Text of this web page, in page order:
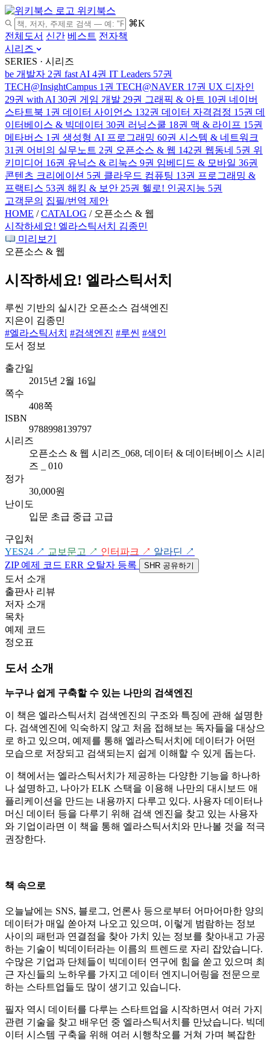
위키북스
⌘K
전체도서 신간 베스트 전자책
시리즈
SERIES · 시리즈
be 개발자 2권 fast AI 4권 IT Leaders 57권
TECH@InsightCampus 1권 TECH@NAVER 17권 UX 디자인
29권 with AI 30권 게임 개발 29권 그래픽 & 아트 10권 네이버
스타트북 1권 데이터 사이언스 132권 데이터 자격검정 15권 데
이터베이스 & 빅데이터 30권 러닝스쿨 18권 맥 & 라이프 15권
메타버스 1권 생성형 AI 프로그래밍 60권 시스템 & 네트워크
31권 어비의 실무노트 2권 오픈소스 & 웹 142권 웹동네 5권 위
키미디어 16권 유닉스 & 리눅스 9권 임베디드 & 모바일 36권
콘텐츠 크리에이션 5권 클라우드 컴퓨팅 13권 프로그래밍 &
프랙티스 53권 해킹 & 보안 25권 헬로! 인공지능 5권
고객문의 집필/번역 제안
HOME / CATALOG / 오픈소스 & 웹
시작하세요! 엘라스틱서치
김종민
미리보기
오픈소스 & 웹
시작하세요! 엘라스틱서치
루씬 기반의 실시간 오픈소스 검색엔진
지은이
김종민
#엘라스틱서치 #검색엔진 #루씬 #색인
도서 정보
출간일
2015년 2월 16일
쪽수
408쪽
ISBN
9788998139797
시리즈
오픈소스 & 웹 시리즈_068, 데이터 & 데이터베이스 시리
즈 _ 010
정가
30,000원
난이도
입문 초급 중급 고급
구입처
YES24 ↗ 교보문고 ↗ 인터파크 ↗ 알라딘 ↗
ZIP예제 코드 ERR 오탈자 등록 SHR 공유하기
도서 소개
출판사 리뷰
저자 소개
목차
예제 코드
정오표
도서 소개
누구나 쉽게 구축할 수 있는 나만의 검색엔진
이 책은 엘라스틱서치 검색엔진의 구조와 특징에 관해 설명한
다. 검색엔진에 익숙하지 않고 처음 접해보는 독자들을 대상으
로 하고 있으며, 예제를 통해 엘라스틱서치에 데이터가 어떤
모습으로 저장되고 검색되는지 쉽게 이해할 수 있게 돕는다.
이 책에서는 엘라스틱서치가 제공하는 다양한 기능을 하나하
나 설명하고, 나아가 ELK 스택을 이용해 나만의 대시보드 애
플리케이션을 만드는 내용까지 다루고 있다. 사용자 데이터나
머신 데이터 등을 다루기 위해 검색 엔진을 찾고 있는 사용자
와 기업이라면 이 책을 통해 엘라스틱서치와 만나볼 것을 적극
권장한다.
책 속으로
오늘날에는 SNS, 블로그, 언론사 등으로부터 어마어마한 양의
데이터가 매일 쏟아져 나오고 있으며, 이렇게 범람하는 정보
사이의 패턴과 연결점을 찾아 가치 있는 정보를 찾아내고 가공
하는 기술이 빅데이터라는 이름의 트렌드로 자리 잡았습니다.
수많은 기업과 단체들이 빅데이터 연구에 힘을 쏟고 있으며 최
근 자신들의 노하우를 가지고 데이터 엔지니어링을 전문으로
하는 스타트업들도 많이 생기고 있습니다.
필자 역시 데이터를 다루는 스타트업을 시작하면서 여러 가지
관련 기술을 찾고 배우던 중 엘라스틱서치를 만났습니다. 빅데
이터 시스템 구축을 위해 여러 시행착오를 거쳐 가며 복잡한